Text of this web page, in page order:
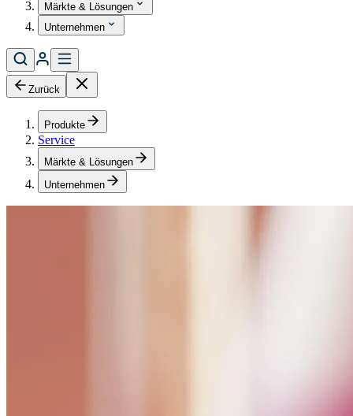
Märkte & Lösungen
Unternehmen
Zurück
Produkte
Service
Märkte & Lösungen
Unternehmen